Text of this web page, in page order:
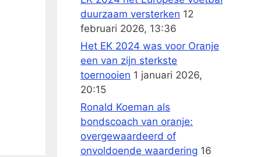
duurzaam versterken 12
februari 2026, 13:36
Het EK 2024 was voor Oranje
een van zijn sterkste
toernooien 1 januari 2026,
20:15
Ronald Koeman als
bondscoach van oranje:
overgewaardeerd of
onvoldoende waardering 16